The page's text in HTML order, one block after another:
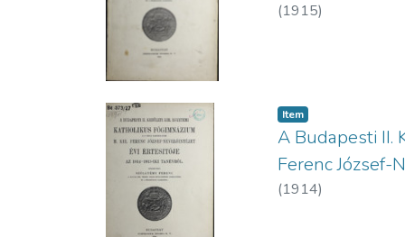
(1915)
Item
A Budapesti II.
Ferenc
(1914)